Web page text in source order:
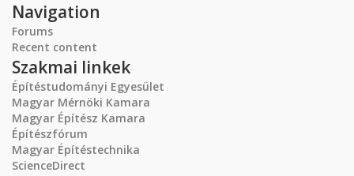
Navigation
Forums
Recent content
Szakmai linkek
Építéstudományi Egyesület
Magyar Mérnöki Kamara
Magyar Építész Kamara
Építészfórum
Magyar Építéstechnika
ScienceDirect